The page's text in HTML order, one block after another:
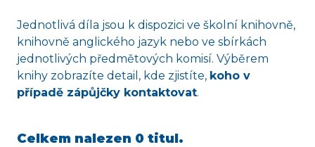
Jednotlivá díla jsou k dispozici ve školní knihovně,
knihovně anglického jazyk nebo ve sbírkách
jednotlivých předmětových komisí. Výběrem
knihy zobrazíte detail, kde zjistíte, koho v
případě zápůjčky kontaktovat.
Celkem nalezen 0 titul.